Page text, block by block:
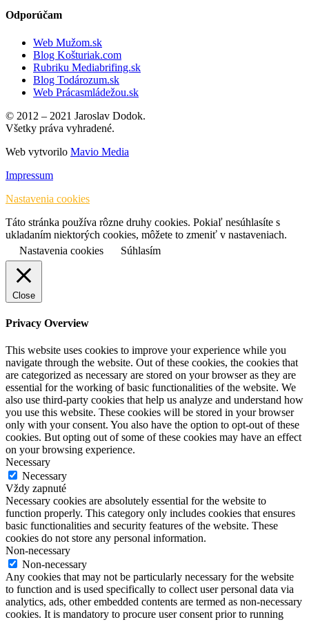
Odporúčam
Web Mužom.sk
Blog Košturiak.com
Rubriku Mediabrifing.sk
Blog Todározum.sk
Web Prácasmládežou.sk
© 2012 – 2021 Jaroslav Dodok.
Všetky práva vyhradené.
Web vytvorilo Mavio Media
Impressum
Nastavenia cookies
Táto stránka používa rôzne druhy cookies. Pokiaľ nesúhlasíte s
ukladaním niektorých cookies, môžete to zmeniť v nastaveniach.
Nastavenia cookies
Súhlasím
Close
Privacy Overview
This website uses cookies to improve your experience while you
navigate through the website. Out of these cookies, the cookies that
are categorized as necessary are stored on your browser as they are
essential for the working of basic functionalities of the website. We
also use third-party cookies that help us analyze and understand how
you use this website. These cookies will be stored in your browser
only with your consent. You also have the option to opt-out of these
cookies. But opting out of some of these cookies may have an effect
on your browsing experience.
Necessary
Necessary
Vždy zapnuté
Necessary cookies are absolutely essential for the website to
function properly. This category only includes cookies that ensures
basic functionalities and security features of the website. These
cookies do not store any personal information.
Non-necessary
Non-necessary
Any cookies that may not be particularly necessary for the website
to function and is used specifically to collect user personal data via
analytics, ads, other embedded contents are termed as non-necessary
cookies. It is mandatory to procure user consent prior to running